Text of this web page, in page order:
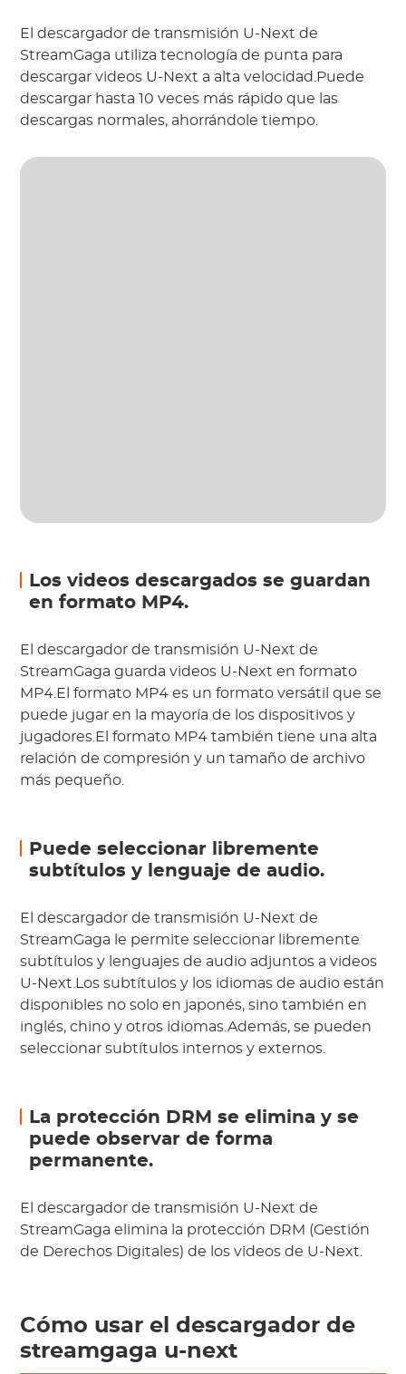
El descargador de transmisión U-Next de
StreamGaga utiliza tecnología de punta para
descargar videos U-Next a alta velocidad.Puede
descargar hasta 10 veces más rápido que las
descargas normales, ahorrándole tiempo.
Los videos descargados se guardan
en formato MP4.
El descargador de transmisión U-Next de
StreamGaga guarda videos U-Next en formato
MP4.El formato MP4 es un formato versátil que se
puede jugar en la mayoría de los dispositivos y
jugadores.El formato MP4 también tiene una alta
relación de compresión y un tamaño de archivo
más pequeño.
Puede seleccionar libremente
subtítulos y lenguaje de audio.
El descargador de transmisión U-Next de
StreamGaga le permite seleccionar libremente
subtítulos y lenguajes de audio adjuntos a videos
U-Next.Los subtítulos y los idiomas de audio están
disponibles no solo en japonés, sino también en
inglés, chino y otros idiomas.Además, se pueden
seleccionar subtítulos internos y externos.
La protección DRM se elimina y se
puede observar de forma
permanente.
El descargador de transmisión U-Next de
StreamGaga elimina la protección DRM (Gestión
de Derechos Digitales) de los videos de U-Next.
Cómo usar el descargador de
streamgaga u-next